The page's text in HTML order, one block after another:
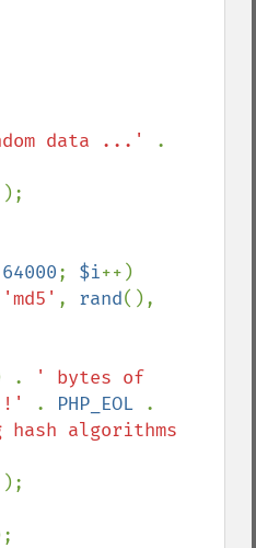
data ...'
64000; $i++)
'md5' , rand
.
' bytes of
!'
. PHP_EOL
hash algorithms